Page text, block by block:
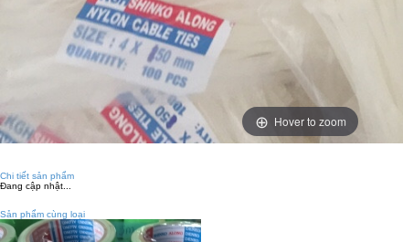
Hover to zoom
Chi tiết sản phẩm
Đang cập nhật...
Sản phẩm cùng loại